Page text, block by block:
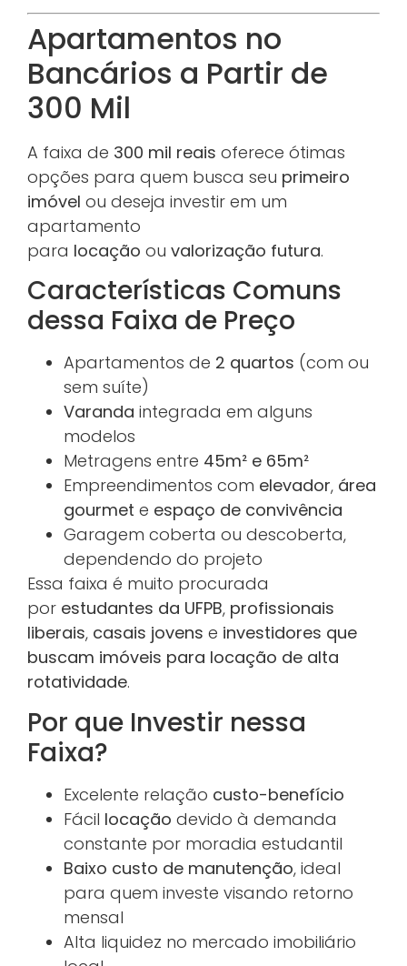
Apartamentos no
Bancários a Partir de
300 Mil
A faixa de 300 mil reais oferece ótimas
opções para quem busca seu primeiro
imóvel ou deseja investir em um
apartamento
para locação ou valorização futura.
Características Comuns
dessa Faixa de Preço
Apartamentos de 2 quartos (com ou
sem suíte)
Varanda integrada em alguns
modelos
Metragens entre 45m² e 65m²
Empreendimentos com elevador, área
gourmet e espaço de convivência
Garagem coberta ou descoberta,
dependendo do projeto
Essa faixa é muito procurada
por estudantes da UFPB, profissionais
liberais, casais jovens e investidores que
buscam imóveis para locação de alta
rotatividade.
Por que Investir nessa
Faixa?
Excelente relação custo-benefício
Fácil locação devido à demanda
constante por moradia estudantil
Baixo custo de manutenção, ideal
para quem investe visando retorno
mensal
Alta liquidez no mercado imobiliário